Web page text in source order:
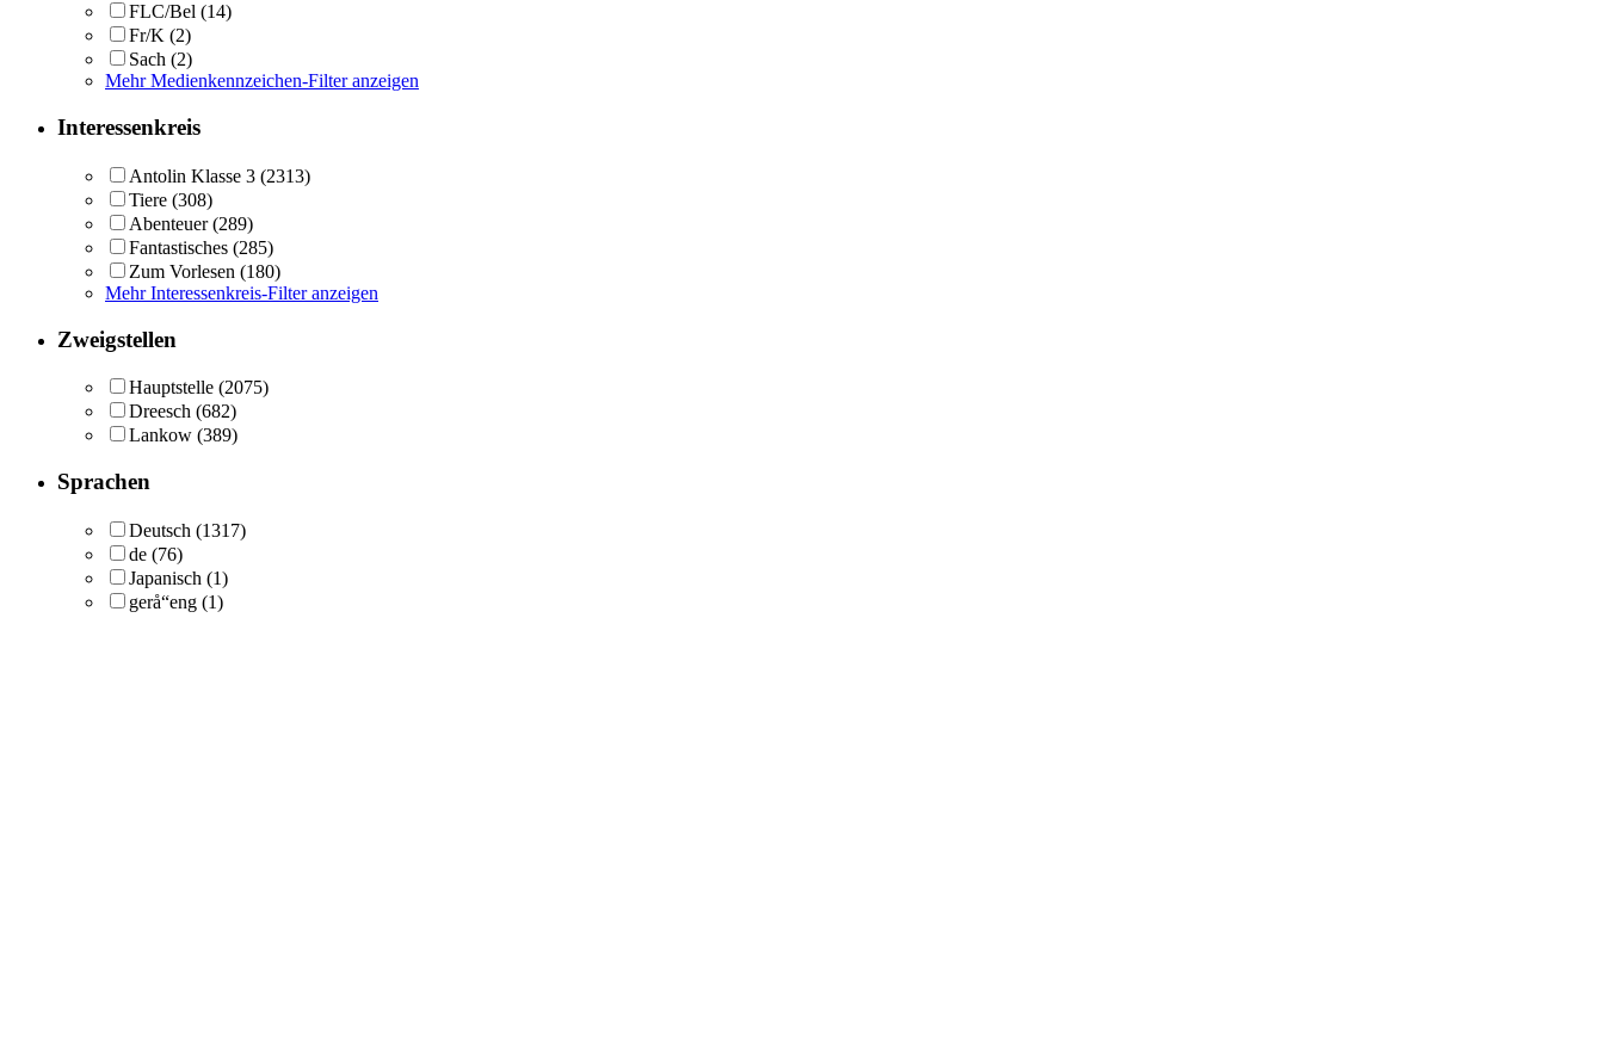
FLC/Bel (14)
Fr/K (2)
Sach (2)
Mehr Medienkennzeichen-Filter anzeigen
Interessenkreis
Antolin Klasse 3 (2313)
Tiere (308)
Abenteuer (289)
Fantastisches (285)
Zum Vorlesen (180)
Mehr Interessenkreis-Filter anzeigen
Zweigstellen
Hauptstelle (2075)
Dreesch (682)
Lankow (389)
Sprachen
Deutsch (1317)
de (76)
Japanisch (1)
gerå“eng (1)